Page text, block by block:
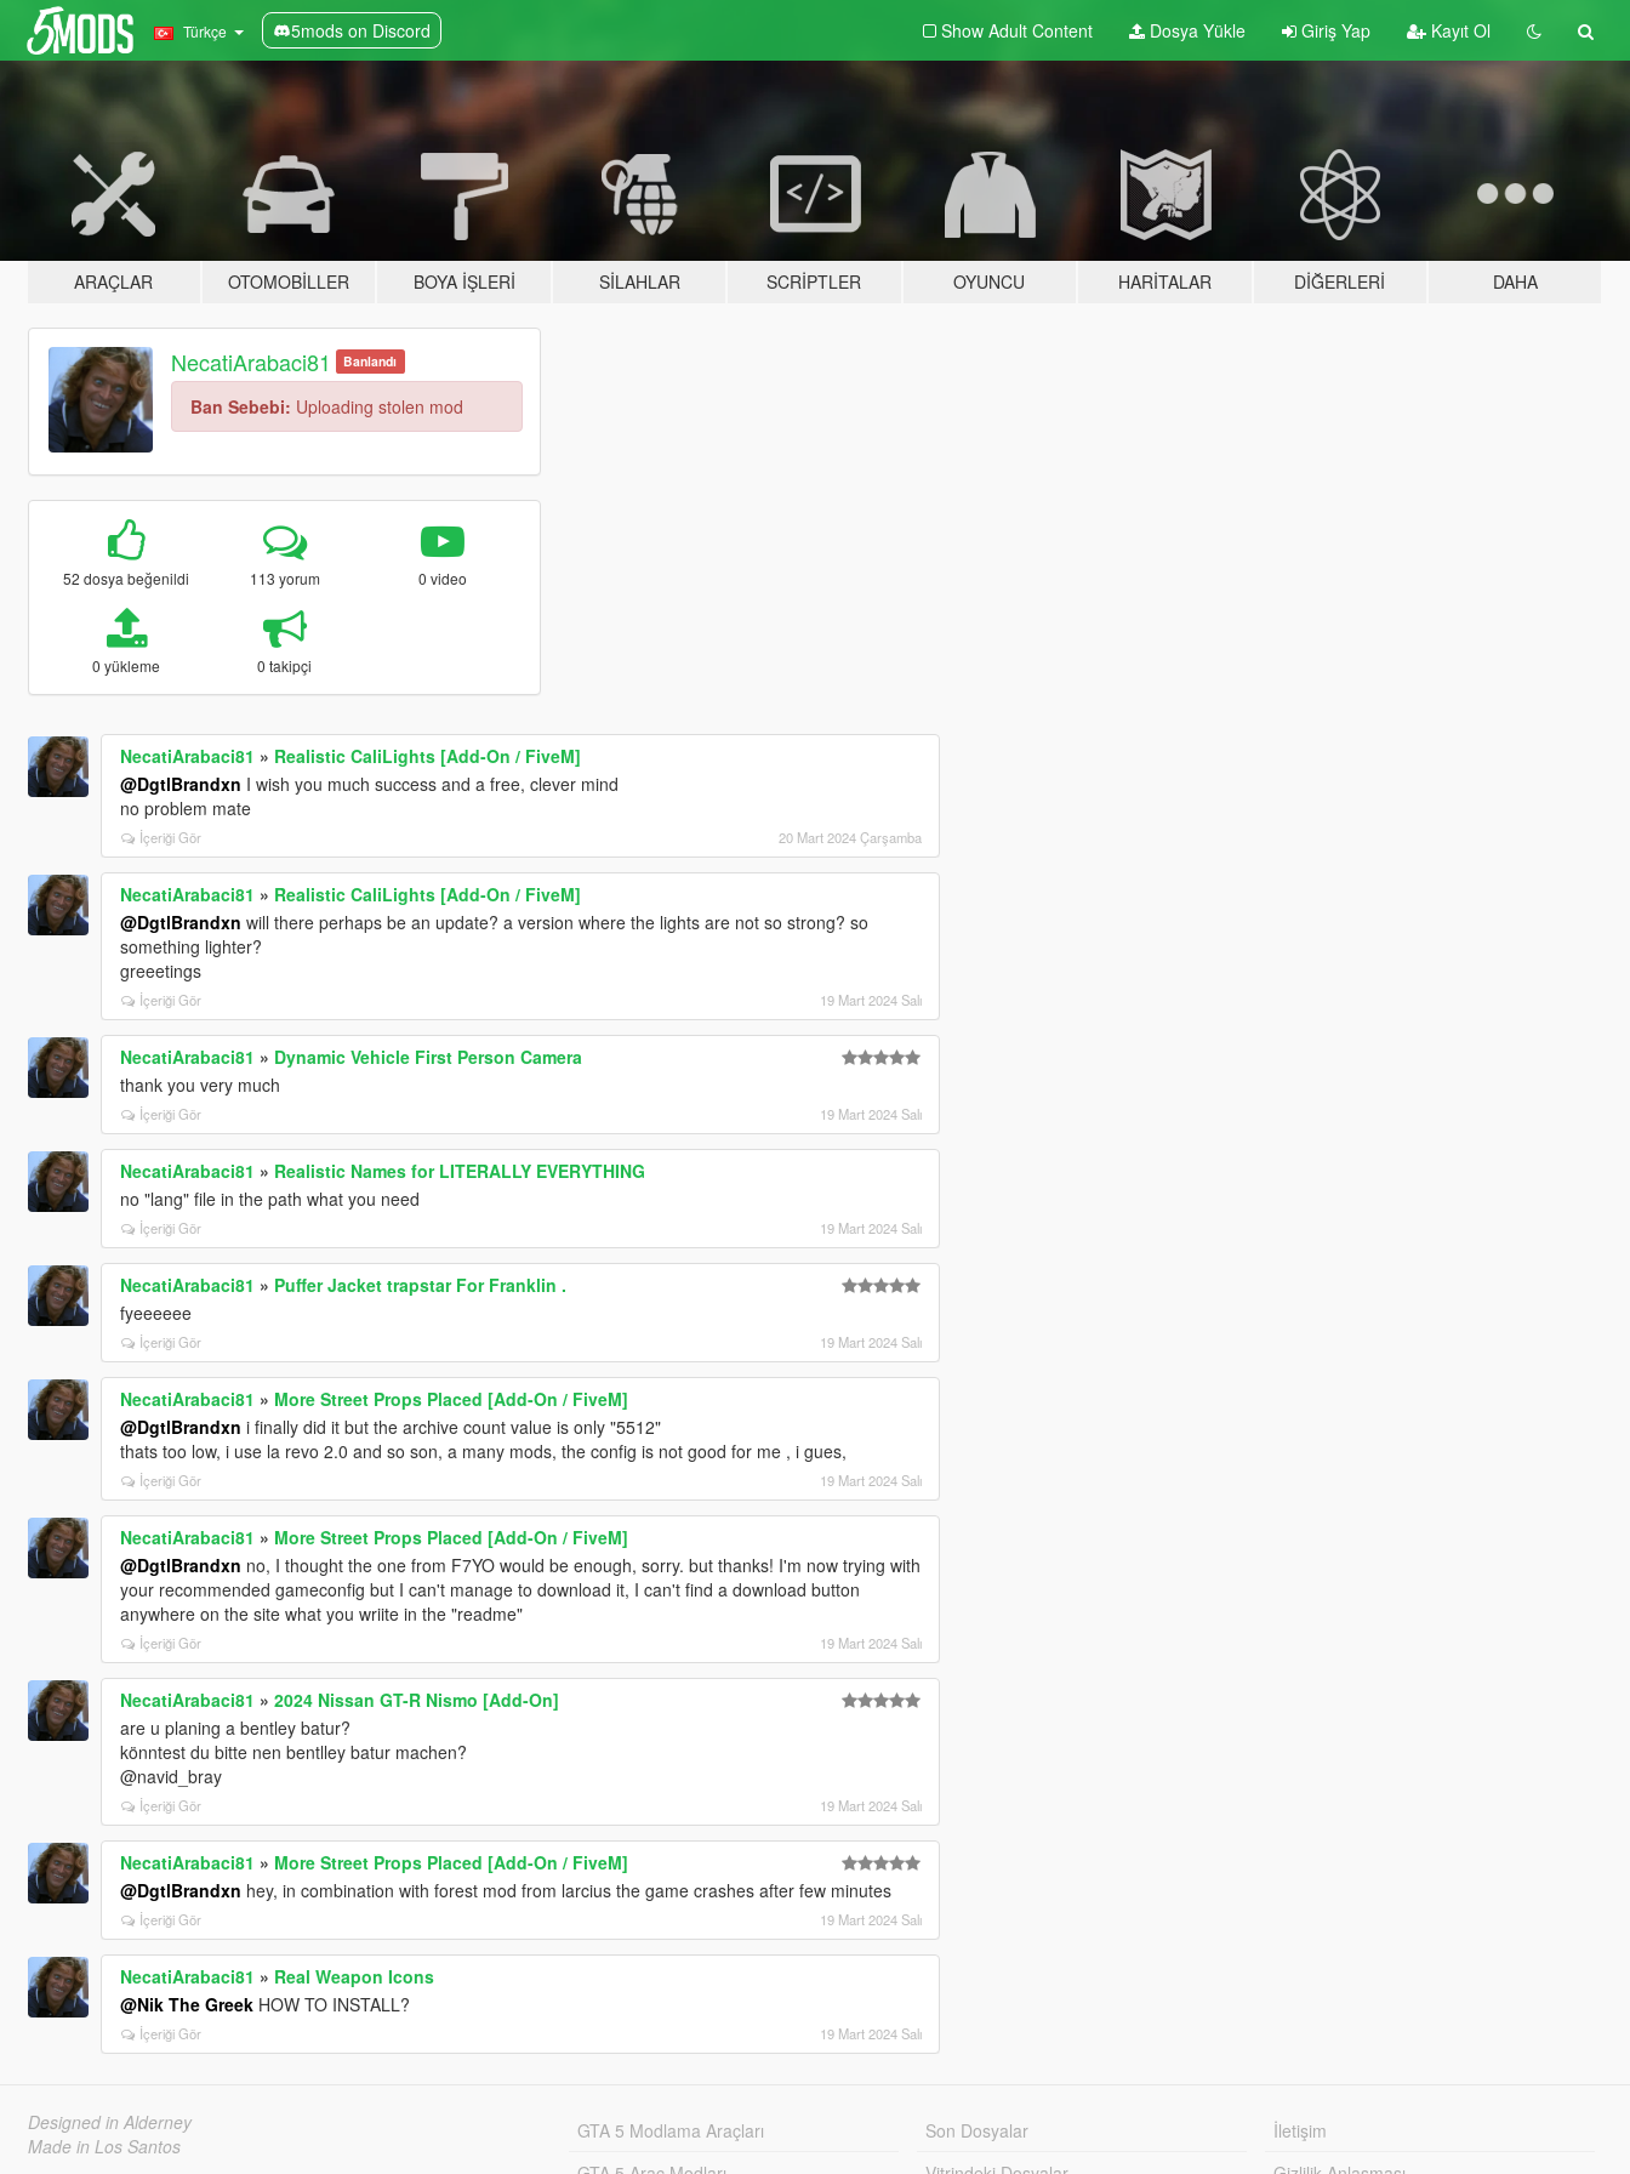
Türkçe 5mods on Discord Show Adult Content Dosya Yükle Giriş Yap Kayıt Ol
ARAÇLAR OTOMOBILLER BOYA İŞLERI SILAHLAR SCRIPTLER OYUNCU HARITALAR DIĞERLERI DAHA
NecatiArabaci81 Banlandı
Ban Sebebi: Uploading stolen mod
52 dosya beğenildi 113 yorum 0 video
0 yükleme 0 takipçi
NecatiArabaci81 » Realistic CaliLights [Add-On / FiveM]
@DgtlBrandxn I wish you much success and a free, clever mind
no problem mate
İçeriği Gör 20 Mart 2024 Çarşamba
NecatiArabaci81 » Realistic CaliLights [Add-On / FiveM]
@DgtlBrandxn will there perhaps be an update? a version where the lights are not so strong? so
something lighter?
greeetings
İçeriği Gör 19 Mart 2024 Salı
NecatiArabaci81 » Dynamic Vehicle First Person Camera
thank you very much
İçeriği Gör 19 Mart 2024 Salı
NecatiArabaci81 » Realistic Names for LITERALLY EVERYTHING
no "lang" file in the path what you need
İçeriği Gör 19 Mart 2024 Salı
NecatiArabaci81 » Puffer Jacket trapstar For Franklin .
fyeeeeee
İçeriği Gör 19 Mart 2024 Salı
NecatiArabaci81 » More Street Props Placed [Add-On / FiveM]
@DgtlBrandxn i finally did it but the archive count value is only "5512"
thats too low, i use la revo 2.0 and so son, a many mods, the config is not good for me , i gues,
İçeriği Gör 19 Mart 2024 Salı
NecatiArabaci81 » More Street Props Placed [Add-On / FiveM]
@DgtlBrandxn no, I thought the one from F7YO would be enough, sorry. but thanks! I'm now trying with
your recommended gameconfig but I can't manage to download it, I can't find a download button
anywhere on the site what you wriite in the "readme"
İçeriği Gör 19 Mart 2024 Salı
NecatiArabaci81 » 2024 Nissan GT-R Nismo [Add-On]
are u planing a bentley batur?
könntest du bitte nen bentlley batur machen?
@navid_bray
İçeriği Gör 19 Mart 2024 Salı
NecatiArabaci81 » More Street Props Placed [Add-On / FiveM]
@DgtlBrandxn hey, in combination with forest mod from larcius the game crashes after few minutes
İçeriği Gör 19 Mart 2024 Salı
NecatiArabaci81 » Real Weapon Icons
@Nik The GreekHOW TO INSTALL?
İçeriği Gör 19 Mart 2024 Salı
Designed in Alderney
Made in Los Santos
GTA 5 Modlama Araçları
Son Dosyalar
İletişim